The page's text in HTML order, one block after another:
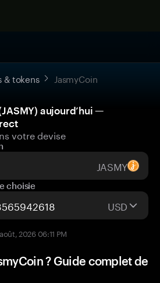
& tokens JasmyCoin
aujourd’hui —
votre devise
JASMY
choisie
USD
2026 06:11 PM
? Guide complet de